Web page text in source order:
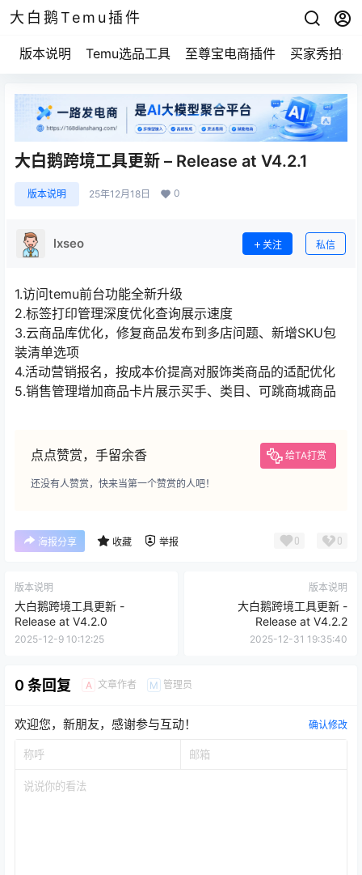
大白鹅Temu插件
版本说明 Temu选品工具 至尊宝电商插件 买家秀拍摄
大白鹅跨境工具更新 – Release at V4.2.1
版本说明 25年12月18日 0
lxseo 关注 私信
1.访问temu前台功能全新升级
2.标签打印管理深度优化查询展示速度
3.云商品库优化，修复商品发布到多店问题、新增SKU包
装清单选项
4.活动营销报名，按成本价提高对服饰类商品的适配优化
5.销售管理增加商品卡片展示买手、类目、可跳商城商品
点点赞赏，手留余香 给TA打赏
还没有人赞赏，快来当第一个赞赏的人吧！
海报分享 收藏 举报 0 0
版本说明
大白鹅跨境工具更新 -
Release at V4.2.0
2025-12-9 10:12:25
版本说明
大白鹅跨境工具更新 -
Release at V4.2.2
2025-12-31 19:35:40
0 条回复 A 文章作者 M 管理员
欢迎您，新朋友，感谢参与互动！ 确认修改